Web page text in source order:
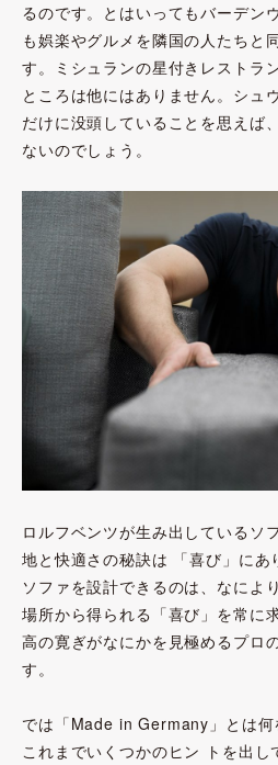
るのです。とはいってもバーデン
も娯楽やグルメを隣国の人たちと
す。ミシュランの星付きレストラ
ところは他にはありません。シュ
だけに没頭していることを思えば
ないのでしょう。
ロルフベンツが生み出しているソ
地と快適さの秘訣は 「喜び」にあ
ソファを設計できるのは、なによ
場所から得られる「喜び」を常に
高の寛ぎがなにかを見極めるプロ
す。
では「Made in Germany」とは何
これまでいくつかのヒン トを出